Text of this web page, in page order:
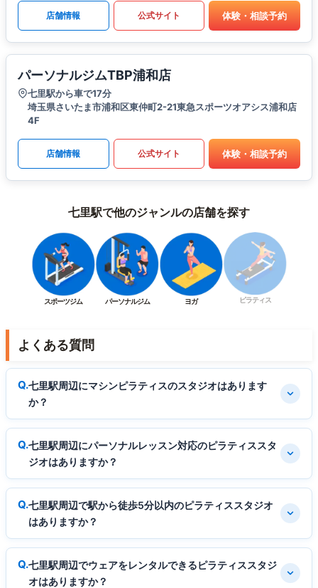
店舗情報 公式サイト 体験・相談予約
パーソナルジムTBP浦和店
七里駅から車で17分
埼玉県さいたま市浦和区東仲町2-21東急スポーツオアシス浦和店
4F
店舗情報 公式サイト 体験・相談予約
七里駅で他のジャンルの店舗を探す
スポーツジム パーソナルジム ヨガ ピラティス
よくある質問
七里駅周辺にマシンピラティスのスタジオはあります
か？
七里駅周辺にパーソナルレッスン対応のピラティススタ
ジオはありますか？
七里駅周辺で駅から徒歩5分以内のピラティススタジオ
はありますか？
七里駅周辺でウェアをレンタルできるピラティススタジ
オはありますか？